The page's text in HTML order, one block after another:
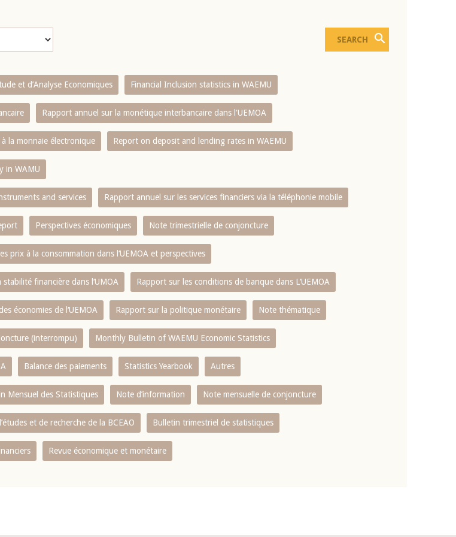
et d’Analyse Economiques Financial Inclusion statistics in WAEMU
Rapport annuel sur la monétique interbancaire dans l'UEMOA
la monnaie électronique Report on deposit and lending rates in WAEMU
in WAMU
and services Rapport annuel sur les services financiers via la téléphonie mobile
Perspectives économiques Note trimestrielle de conjoncture
prix à la consommation dans l‘UEMOA et perspectives
stabilité financière dans l‘UMOA Rapport sur les conditions de banque dans L‘UEMOA
économies de l‘UEMOA Rapport sur la politique monétaire Note thématique
(interrompu) Monthly Bulletin of WAEMU Economic Statistics
Balance des paiements Statistics Yearbook Autres
Mensuel des Statistiques Note d’information Note mensuelle de conjoncture
et de recherche de la BCEAO Bulletin trimestriel de statistiques
Revue économique et monétaire